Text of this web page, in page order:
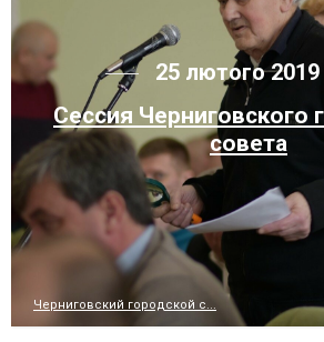
25 лютого 2019
Сессия Черниговского
совета
Черниговский городской с...